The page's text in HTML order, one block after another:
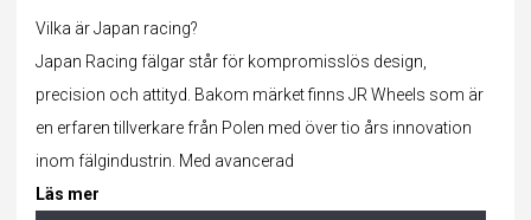
Vilka är Japan racing?
Japan Racing fälgar står för kompromisslös design,
precision och attityd. Bakom märket finns JR Wheels som är
en erfaren tillverkare från Polen med över tio års innovation
inom fälgindustrin. Med avancerad
Läs mer